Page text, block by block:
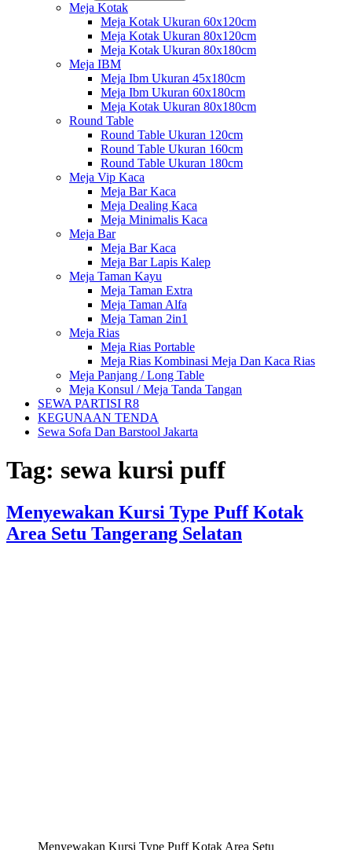
Meja Kotak
Meja Kotak Ukuran 60x120cm
Meja Kotak Ukuran 80x120cm
Meja Kotak Ukuran 80x180cm
Meja IBM
Meja Ibm Ukuran 45x180cm
Meja Ibm Ukuran 60x180cm
Meja Kotak Ukuran 80x180cm
Round Table
Round Table Ukuran 120cm
Round Table Ukuran 160cm
Round Table Ukuran 180cm
Meja Vip Kaca
Meja Bar Kaca
Meja Dealing Kaca
Meja Minimalis Kaca
Meja Bar
Meja Bar Kaca
Meja Bar Lapis Kalep
Meja Taman Kayu
Meja Taman Extra
Meja Taman Alfa
Meja Taman 2in1
Meja Rias
Meja Rias Portable
Meja Rias Kombinasi Meja Dan Kaca Rias
Meja Panjang / Long Table
Meja Konsul / Meja Tanda Tangan
SEWA PARTISI R8
KEGUNAAN TENDA
Sewa Sofa Dan Barstool Jakarta
Tag: sewa kursi puff
Menyewakan Kursi Type Puff Kotak
Area Setu Tangerang Selatan
Menyewakan Kursi Type Puff Kotak Area Setu